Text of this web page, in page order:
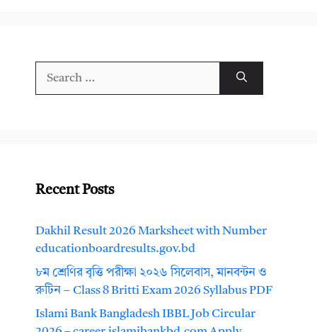
Recent Posts
Dakhil Result 2026 Marksheet with Number
educationboardresults.gov.bd
৮ম শ্রেণির বৃত্তি পরীক্ষা ২০২৬ সিলেবাস, মানবন্টন ও
রুটিন – Class 8 Britti Exam 2026 Syllabus PDF
Islami Bank Bangladesh IBBL Job Circular